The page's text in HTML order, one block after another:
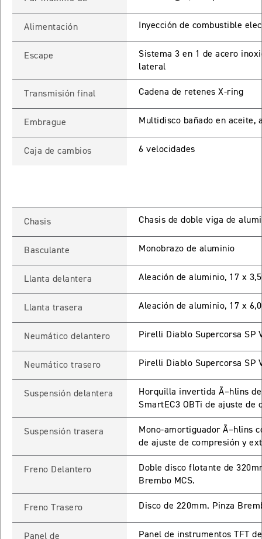
RX
Precio desde $15.890.000
MOTO2
STREET TRIPLE 765 MOTO2
NEWSPEED TRIPLE 1200 RS
Precio desde $20.090.000
ROCKET 3 STORM R
Precio desde $26.590.000
ROCKET 3 STORM GT
Precio desde $28.590.000
Precio desde $8.490.000
Alimentación Inyección de combustible
Escape
Sistema 3 en 1 de acero
lateral
Transmisión final Cadena de retenes X-ring
Embrague Multidisco bañado en aceite,
Caja de cambios 6 velocidades
Chasis Chasis de doble viga de
Basculante Monobrazo de aluminio
Llanta delantera Aleación de aluminio, 17 x
Llanta trasera Aleación de aluminio, 17 x
Neumático delantero Pirelli Diablo Supercorsa SP
Neumático trasero Pirelli Diablo Supercorsa SP
Suspensión delantera
Horquilla invertida Ã–hlins
SmartEC3 OBTi de ajuste de
Suspensión trasera
Mono-amortiguador Ã–hlins
de ajuste de compresión y
Freno Delantero
Doble disco flotante de
Brembo MCS.
Freno Trasero Disco de 220mm. Pinza
Panel de Panel de instrumentos TFT